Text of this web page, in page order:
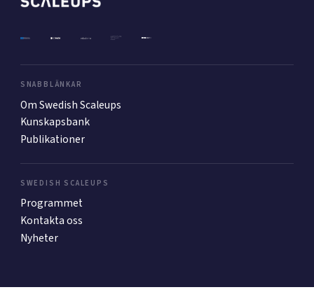
SNABBLÄNKAR
Om Swedish Scaleups
Kunskapsbank
Publikationer
SWEDISH SCALEUPS
Programmet
Kontakta oss
Nyheter